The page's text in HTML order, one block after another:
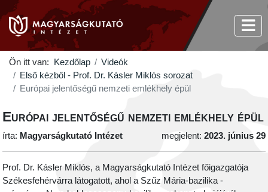
Ön itt van: Kezdőlap
Videók
Első kézből - Prof. Dr. Kásler Miklós sorozat
Európai jelentőségű nemzeti emlékhely épül
Európai jelentőségű nemzeti emlékhely épül
írta: Magyarságkutató Intézet megjelent: 2023. június 29
Prof. Dr. Kásler Miklós, a Magyarságkutató Intézet főigazgatója
Székesfehérvárra látogatott, ahol a Szűz Mária-bazilika -